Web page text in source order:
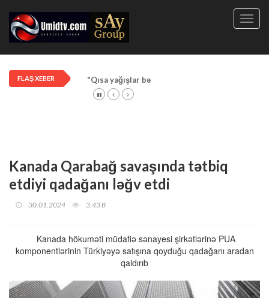
FLAŞ XEBER "Qısa yağışlar bəzi rayonlarda davam edir"
Kanada Qarabağ savaşında tətbiq
etdiyi qadağanı ləğv etdi
30.01.2024 3,43 B
Kanada hökuməti müdafiə sənayesi şirkətlərinə PUA
komponentlərinin Türkiyəyə satışına qoyduğu qadağanı aradan
qaldırıb